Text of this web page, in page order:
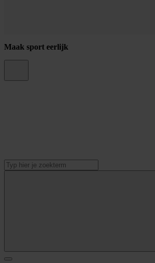
Maak sport eerlijk